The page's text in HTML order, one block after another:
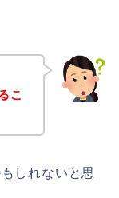
こ
しれないと思